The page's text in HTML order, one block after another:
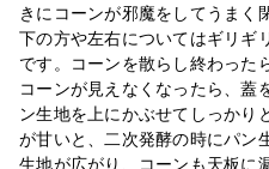
きにコーンが邪魔をしてうまく
下の方や左右についてはギリギ
です。コーンを散らし終わった
コーンが見えなくなったら、蓋
ン生地を上にかぶせてしっかり
が甘いと、二次発酵の時にパン
生地が広がり、コーンも天板に